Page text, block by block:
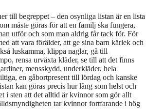
till begreppet – den osynliga listan är en lista
måste göras för att en familj ska fungera,
utför och som man aldrig får tack för. För
att vara förälder, att ge sina barn kärlek och
luskamma, klippa naglar, gå till
rensa urväxta kläder, se till att det finns
mensskydd, underkläder, hela
en gåbortpresent till lördag och kanske
kan göras precis hur lång som helst och
i sten att det alltid är kvinnor som gör allt
tar kvinnor fortfarande i hög